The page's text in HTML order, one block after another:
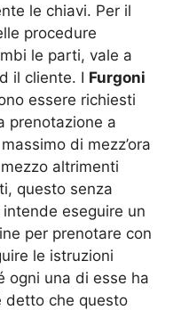
le chiavi. Per il
procedure
le parti, vale a
il cliente. I Furgoni
essere richiesti
prenotazione a
di mezz’ora
altrimenti
questo senza
eseguire un
per prenotare con
le istruzioni
ogni una di esse ha
detto che questo